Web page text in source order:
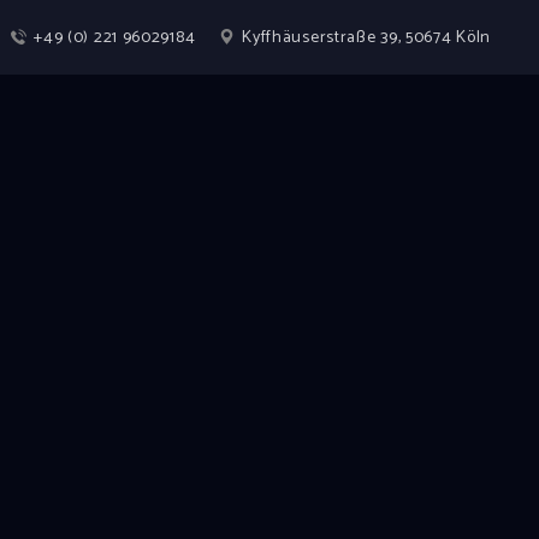
+49 (0) 221 96029184 Kyffhäuserstraße 39, 50674 Köln